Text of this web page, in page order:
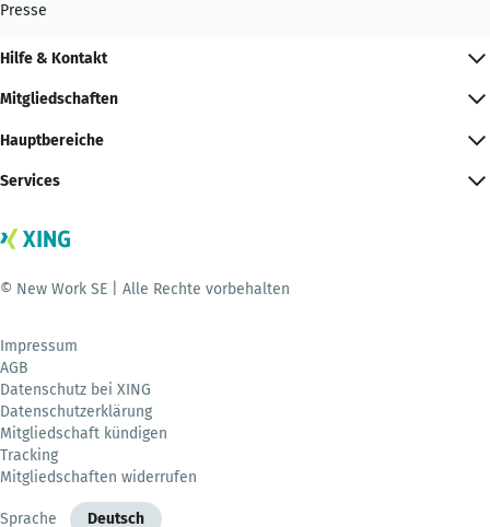
Presse
Hilfe & Kontakt
Mitgliedschaften
Hauptbereiche
Services
© New Work SE | Alle Rechte vorbehalten
Impressum
AGB
Datenschutz bei XING
Datenschutzerklärung
Mitgliedschaft kündigen
Tracking
Mitgliedschaften widerrufen
Sprache Deutsch